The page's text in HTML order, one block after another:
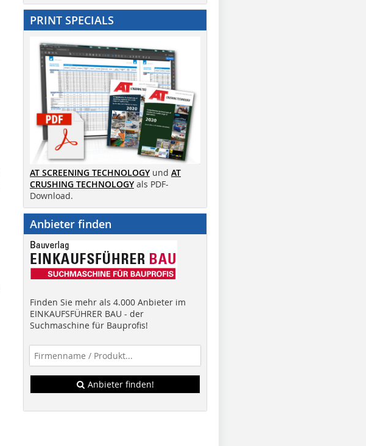
PRINT SPECIALS
AT SCREENING TECHNOLOGY und AT
CRUSHING TECHNOLOGY als PDF-
Download.
Anbieter finden
Finden Sie mehr als 4.000 Anbieter im
EINKAUFSFÜHRER BAU - der
Suchmaschine für Bauprofis!
Anbieter finden!